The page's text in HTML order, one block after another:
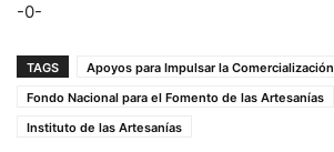
-0-
TAGS Apoyos para Impulsar la Comercialización
Fondo Nacional para el Fomento de las Artesanías
Instituto de las Artesanías